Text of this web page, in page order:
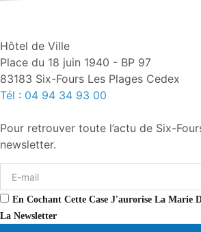
Hôtel de Ville
Place du 18 juin 1940 - BP 97
83183 Six-Fours Les Plages Cedex
Tél : 04 94 34 93 00
Pour retrouver toute l’actu de Six-
newsletter.
En Cochant Cette Case J'aurorise La Marie
La Newsletter